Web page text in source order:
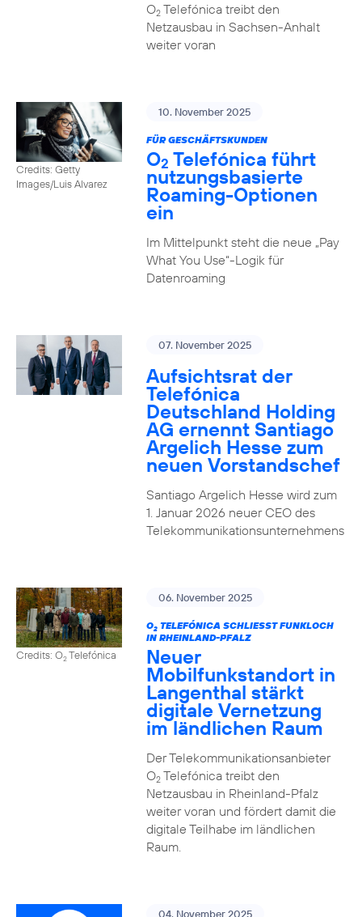
O2Telefónica treibt den
Netzausbau in Sachsen-Anhalt
weiter voran
Credits: Getty
Images/Luis Alvarez
10. November 2025
FÜR GESCHÄFTSKUNDEN
O2 Telefónica führt
nutzungs­basierte
Roaming-Optionen
ein
Im Mittelpunkt steht die neue „Pay
What You Use“-Logik für
Datenroaming
07. November 2025
Aufsichtsrat der
Telefónica
Deutschland Holding
AG ernennt Santiago
Argelich Hesse zum
neuen Vorstandschef
Santiago Argelich Hesse wird zum
1. Januar 2026 neuer CEO des
Telekommunikationsunternehmens
Credits: O2Telefónica
06. November 2025
O2TELEFÓNICA SCHLIESST FUNKLOCH I
N RHEINLAND-PFALZ
Neuer
Mobilfunkstandort in
Langenthal stärkt
digitale Vernetzung
im ländlichen Raum
Der Telekommunikationsanbieter
O2Telefónica treibt den
Netzausbau in Rheinland-Pfalz
weiter voran und fördert damit die
digitale Teilhabe im ländlichen
Raum.
04. November 2025